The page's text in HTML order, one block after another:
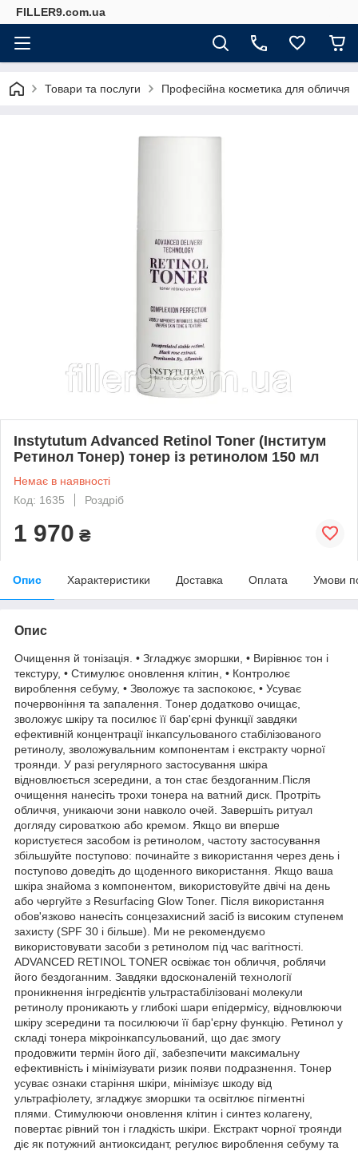
FILLER9.com.ua
Товари та послуги Професійна косметика для обличчя
Instytutum Advanced Retinol Toner (Інститум
Ретинол Тонер) тонер із ретинолом 150 мл
Немає в наявності
Код: 1635
Роздріб
1 970 ₴
Опис Характеристики Доставка Оплата Умови
Опис
Очищення й тонізація. • Згладжує зморшки, • Вирівнює тон і
текстуру, • Стимулює оновлення клітин, • Контролює
вироблення себуму, • Зволожує та заспокоює, • Усуває
почервоніння та запалення. Тонер додатково очищає,
зволожує шкіру та посилює її бар'єрні функції завдяки
ефективній концентрації інкапсульованого стабілізованого
ретинолу, зволожувальним компонентам і екстракту чорної
троянди. У разі регулярного застосування шкіра
відновлюється зсередини, а тон стає бездоганним.Після
очищення нанесіть трохи тонера на ватний диск. Протріть
обличчя, уникаючи зони навколо очей. Завершіть ритуал
догляду сироваткою або кремом. Якщо ви вперше
користуєтеся засобом із ретинолом, частоту застосування
збільшуйте поступово: починайте з використання через день і
поступово доведіть до щоденного використання. Якщо ваша
шкіра знайома з компонентом, використовуйте двічі на день
або чергуйте з Resurfacing Glow Toner. Після використання
обов'язково нанесіть сонцезахисний засіб із високим ступенем
захисту (SPF 30 і більше). Ми не рекомендуємо
використовувати засоби з ретинолом під час вагітності.
ADVANCED RETINOL TONER освіжає тон обличчя, роблячи
його бездоганним. Завдяки вдосконаленій технології
проникнення інгредієнтів ультрастабілізовані молекули
ретинолу проникають у глибокі шари епідермісу, відновлюючи
шкіру зсередини та посилюючи її бар'єрну функцію. Ретинол у
складі тонера мікроінкапсульований, що дає змогу
продовжити термін його дії, забезпечити максимальну
ефективність і мінімізувати ризик появи подразнення. Тонер
усуває ознаки старіння шкіри, мінімізує шкоду від
ультрафіолету, згладжує зморшки та освітлює пігментні
плями. Стимулюючи оновлення клітин і синтез колагену,
повертає рівний тон і гладкість шкіри. Екстракт чорної троянди
діє як потужний антиоксидант, регулює вироблення себуму та